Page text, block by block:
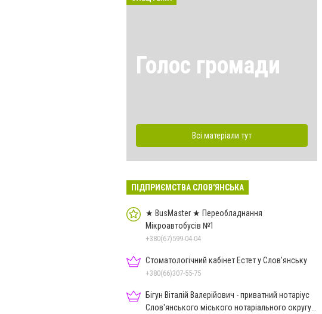
Голос громади
Всі матеріали тут
ПІДПРИЄМСТВА СЛОВ'ЯНСЬКА
★ BusMaster ★ Переобладнання
Мікроавтобусів №1
+380(67)599-04-04
Стоматологічний кабінет Естет у Слов'янську
+380(66)307-55-75
Бігун Віталій Валерійович - приватний нотаріус
Слов'янського міського нотаріального округу